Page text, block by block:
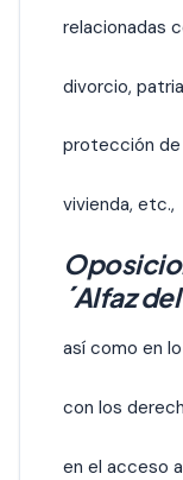
relacionadas
divorcio,
protección de
vivienda, etc.,
´Alfaz
así como en
con los
en el acceso